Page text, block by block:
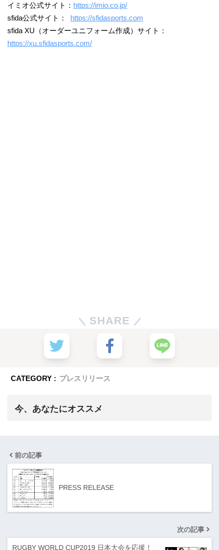
イミオ公式サイト： https://imio.co.jp/
sfida公式サイト： https://sfidasports.com
sfida XU（オーダーユニフォーム作成）サイト：
https://xu.sfidasports.com/
SHARE
CATEGORY : プレスリリース
今、あなたにオススメ
前の記事
PRESS RELEASE
次の記事
RUGBY WORLD CUP2019 日本大会を応援！